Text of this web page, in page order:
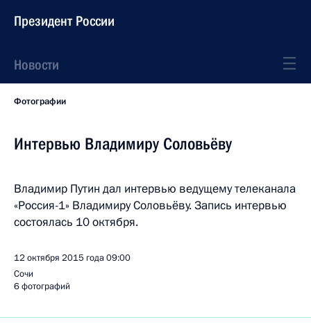
Президент России
Новости
Фотографии
Интервью Владимиру Соловьёву
Владимир Путин дал интервью ведущему телеканала
«Россия-1» Владимиру Соловьёву. Запись интервью
состоялась 10 октября.
12 октября 2015 года09:00
Сочи
6 фотографий